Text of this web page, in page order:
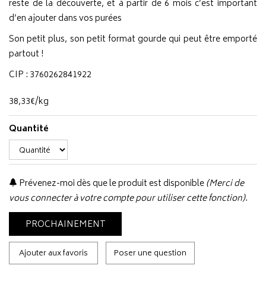
reste de la découverte, et à partir de 6 mois c’est important
d’en ajouter dans vos purées
Son petit plus, son petit format gourde qui peut être emporté
partout !
CIP : 3760262841922
38,33€/kg
Quantité
Prévenez-moi dès que le produit est disponible(Merci de
vous connecter à votre compte pour utiliser cette fonction).
PROCHAINEMENT
Ajouter aux favoris Poser une question